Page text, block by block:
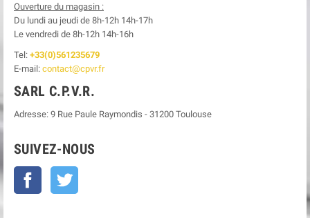
Ouverture du magasin :
Du lundi au jeudi de 8h-12h 14h-17h
Le vendredi de 8h-12h 14h-16h
Tel: +33(0)561235679
E-mail: contact@cpvr.fr
SARL C.P.V.R.
Adresse: 9 Rue Paule Raymondis - 31200 Toulouse
SUIVEZ-NOUS
Facebook